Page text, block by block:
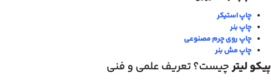
چاپ استیکر
چاپ بنر
چاپ روی چرم مصنوعی
چاپ مش بنر
پیکو لیترچیست؟ تعریف علمی و فنی